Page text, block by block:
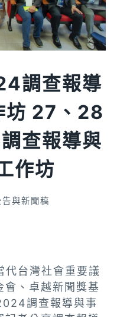
調查報導
坊 27、28
查報導與
作坊
告與新聞稿
代台灣社會重要議
會、卓越新聞獎基
調查報導與事